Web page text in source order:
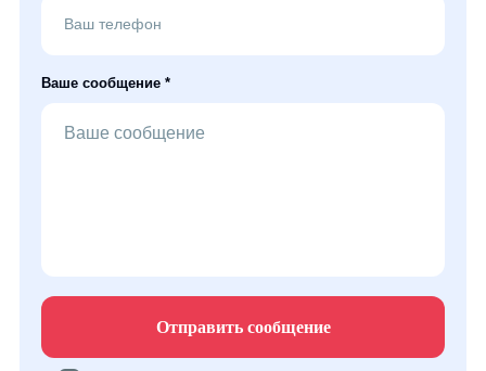
Ваше сообщение *
Отправить сообщение